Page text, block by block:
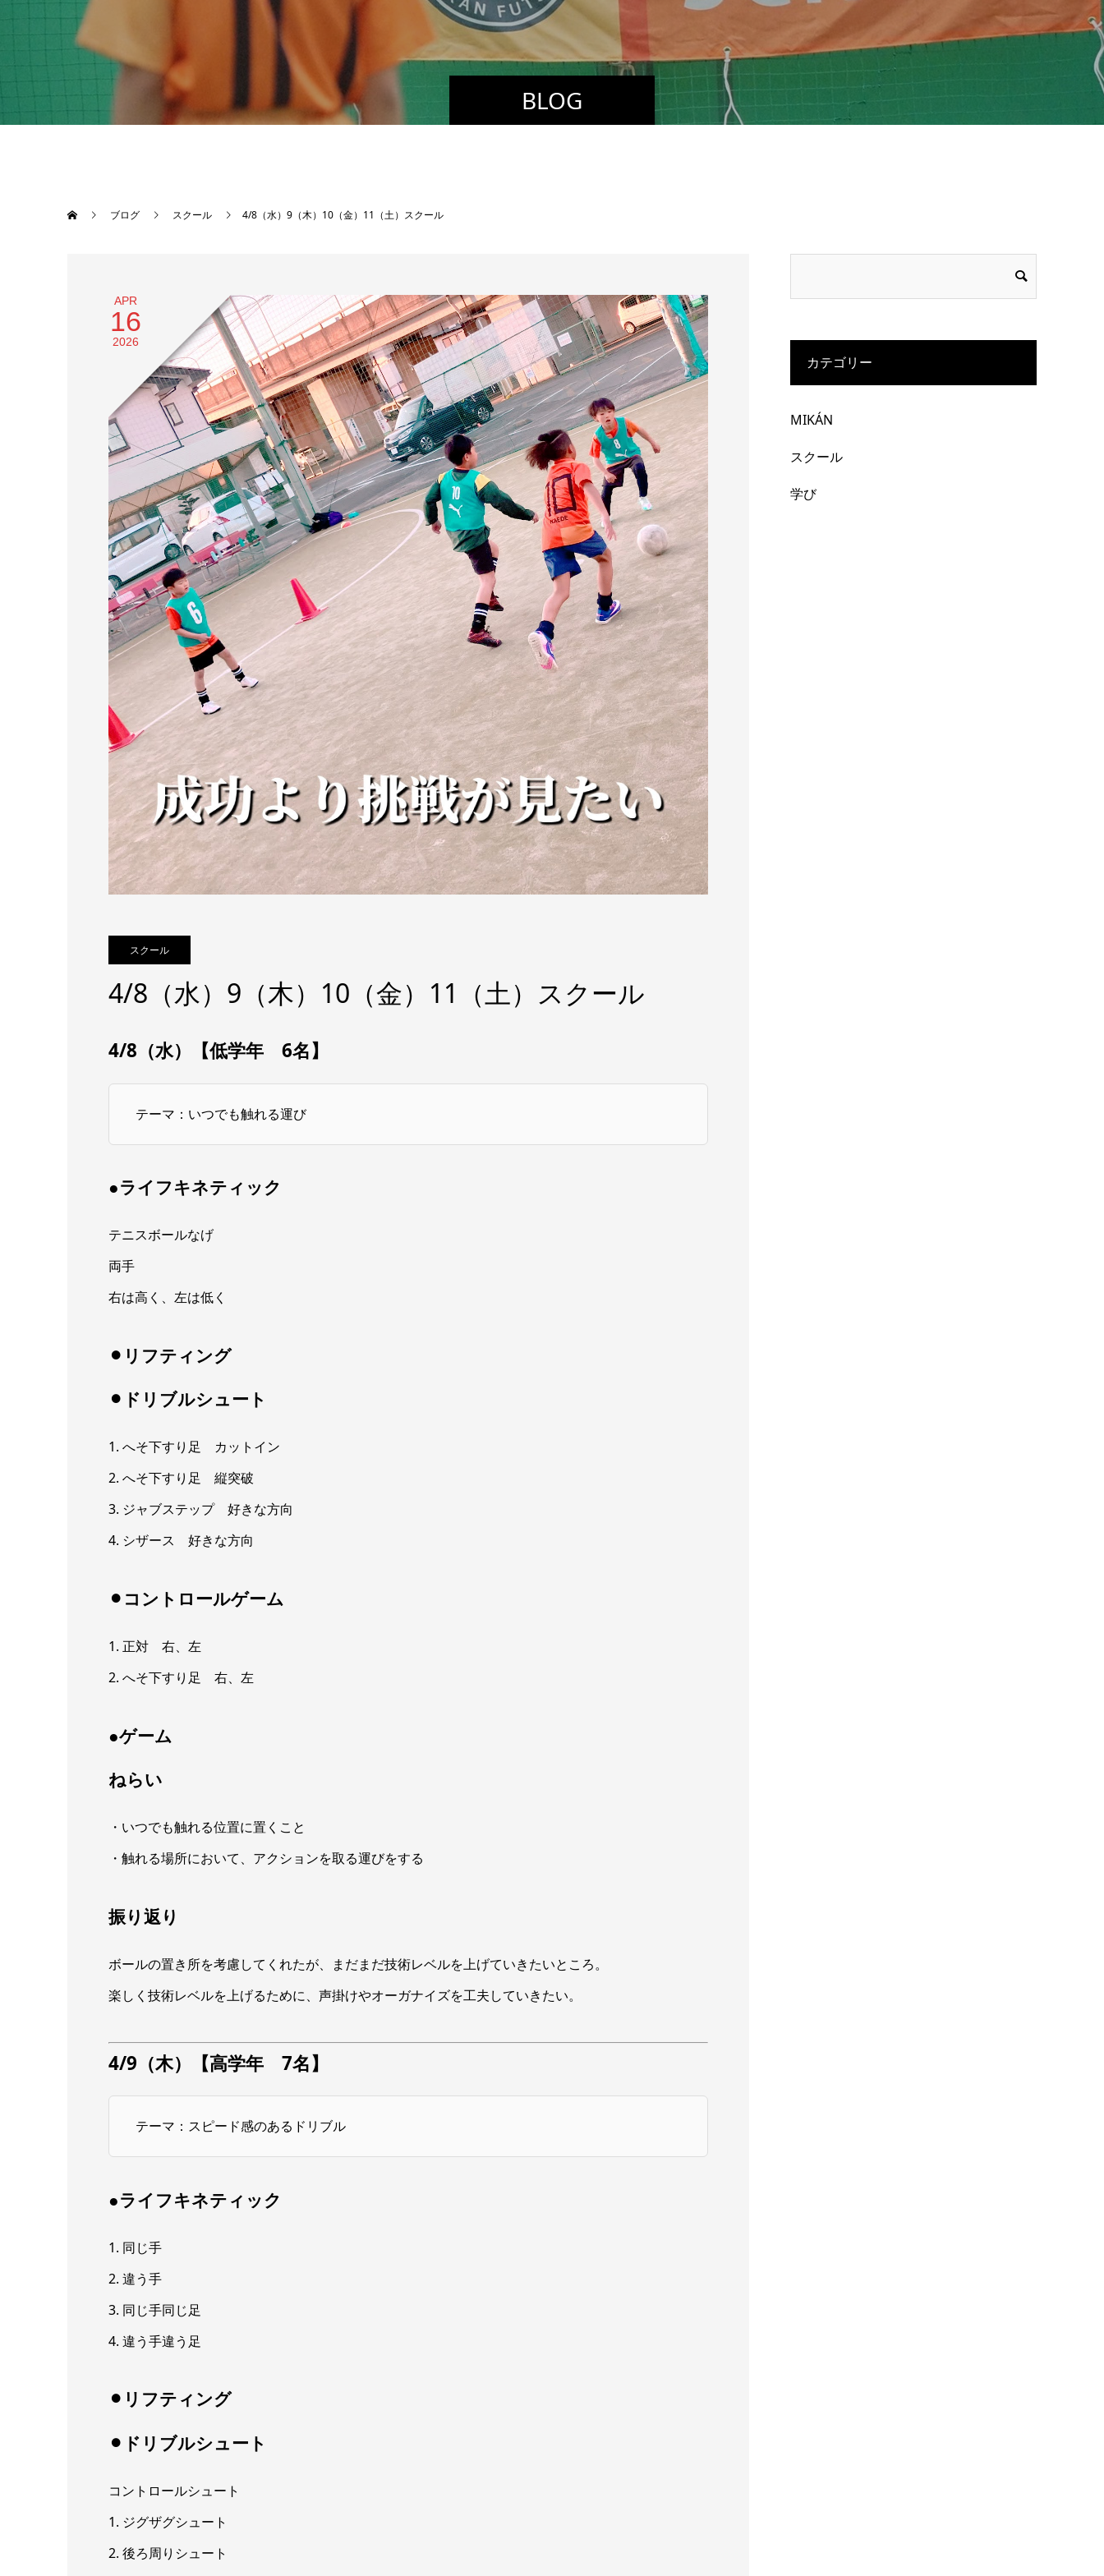
BLOG
ブログ スクール 4/8（水）9（木）10（金）11（土）スクール
APR
16
2026
スクール
4/8（水）9（木）10（金）11（土）スクール
4/8（水）【低学年 6名】
テーマ：いつでも触れる運び
●ライフキネティック
テニスボールなげ
両手
右は高く、左は低く
⚫︎リフティング
⚫︎ドリブルシュート
1. へそ下すり足 カットイン
2. へそ下すり足 縦突破
3. ジャブステップ 好きな方向
4. シザース 好きな方向
⚫︎コントロールゲーム
1. 正対 右、左
2. へそ下すり足 右、左
●ゲーム
ねらい
・いつでも触れる位置に置くこと
・触れる場所において、アクションを取る運びをする
振り返り
ボールの置き所を考慮してくれたが、まだまだ技術レベルを上げていきたいところ。
楽しく技術レベルを上げるために、声掛けやオーガナイズを工夫していきたい。
4/9（木）【高学年 7名】
テーマ：スピード感のあるドリブル
●ライフキネティック
1. 同じ手
2. 違う手
3. 同じ手同じ足
4. 違う手違う足
⚫︎リフティング
⚫︎ドリブルシュート
コントロールシュート
1. ジグザグシュート
2. 後ろ周りシュート
カテゴリー
MIKÁN
スクール
学び